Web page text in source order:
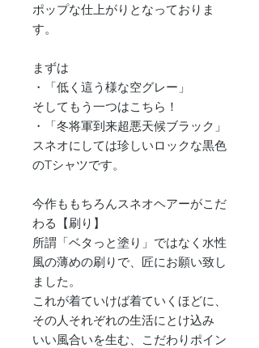
ポップな仕上がりとなっておりま
す。
まずは
・「低く這う様な空グレー」
そしてもう一つはこちら！
・「冬将軍到来超悪天候ブラック」
スネオにしては珍しいロックな黒色
のTシャツです。
今作ももちろんスネオヘアーがこだ
わる【刷り】
所謂「ベタっと塗り」ではなく水性
風の薄めの刷りで、匠にお願い致し
ました。
これが着ていけば着ていくほどに、
その人それぞれの生活にとけ込み
いい風合いを生む、こだわりポイン